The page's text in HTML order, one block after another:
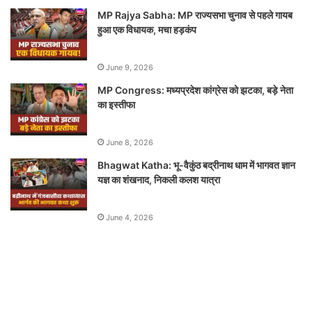
MP Rajya Sabha: MP राज्यसभा चुनाव से पहले गायब
हुआ एक विधायक, मचा हड़कंप
June 9, 2026
MP Congress: मध्यप्रदेश कांग्रेस को झटका, बड़े नेता
का इस्तीफा
June 8, 2026
Bhagwat Katha: भू-वैकुंठ बद्रीनाथ धाम में भागवत ज्ञान
यज्ञ का शंखनाद, निकली कलश यात्रा
June 4, 2026